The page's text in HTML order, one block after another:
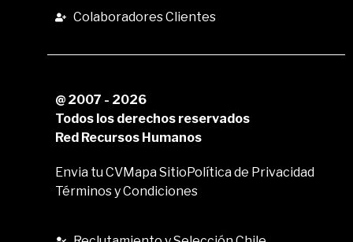
Colaboradores Clientes
@ 2007 - 2026
Todos los derechos reservados
Red Recursos Humanos
Envia tu CVMapa SitioPolítica de Privacidad
Términos y Condiciones